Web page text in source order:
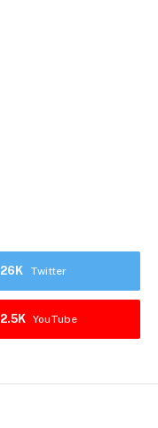
Twitter
26K
YouTube
2.5K